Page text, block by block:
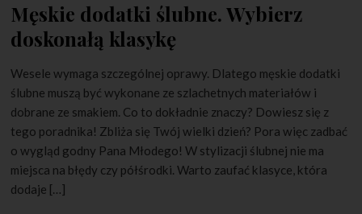
Męskie dodatki ślubne. Wybierz
doskonałą klasykę
Wesele wymaga szczególnej oprawy. Dlatego męskie dodatki
ślubne muszą być wykonane ze szlachetnych materiałów i
dobrane ze smakiem. Co to dokładnie znaczy? Dowiesz się z
tego poradnika! Zbliża się Twój wielki dzień? Pora więc zadbać
o wygląd godny Pana Młodego! W stylizacji ślubnej nie ma
miejsca na błędy czy półśrodki. Warto zaufać klasyce, która
dodaje […]